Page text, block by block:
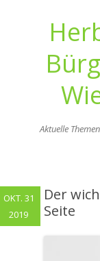
Aktuelle
Der
Seite
OKT. 31
2019